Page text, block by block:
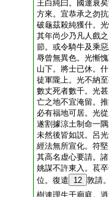
王白純曰。國運衰
方來。宜恭承之勿
破龜茲殺純獲什。
其年尚少乃凡人戲
節。或令騎牛及乘
辱曾無異色。光慚
山下。將士已休。
徒軍隴上。光不納
數丈死者數千。光
亡之地不宜淹留。
必有福地可居。光
遂割據涼土制命一
未然後皆如説。呂
經法無所宣化。符
其高名虚心要請。
姚謀不許東入。萇
位。復遣
12 敦請
樹連理生于廟庭。